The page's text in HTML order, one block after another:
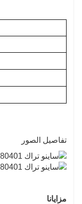
تفاصيل الصور
مزايانا